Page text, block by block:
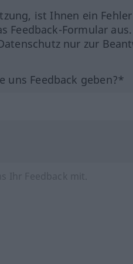
ist Ihnen ein
Feedback-Formular
nur zur
uns Feedback geben?*